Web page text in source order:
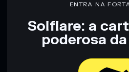
Eastern Gas Reserve
liquidez
80% de concentração Middle
Aviso legal: Esta informação é
não constitui aconselhamento
ENTRA NA
Solflare: a
poderosa